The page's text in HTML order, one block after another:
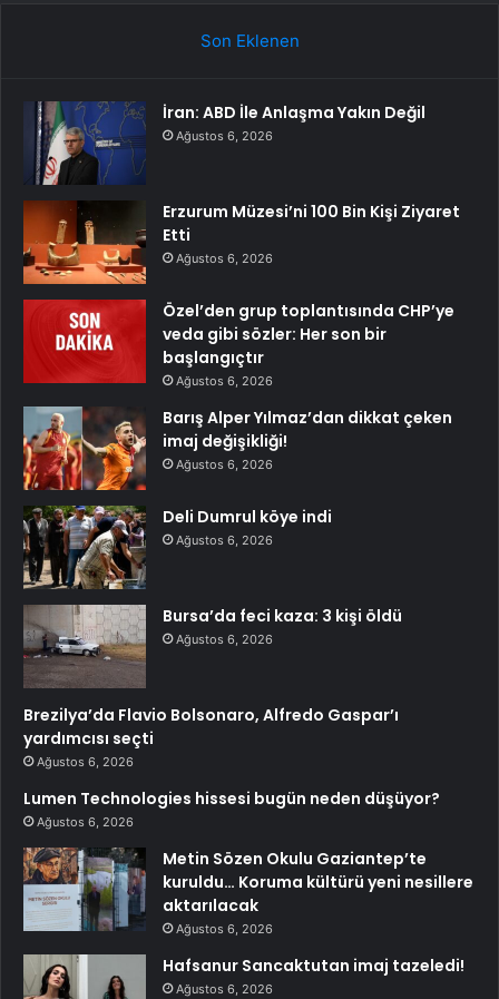
Son Eklenen
İran: ABD İle Anlaşma Yakın Değil
Ağustos 6, 2026
Erzurum Müzesi’ni 100 Bin Kişi Ziyaret
Etti
Ağustos 6, 2026
Özel’den grup toplantısında CHP’ye
veda gibi sözler: Her son bir
başlangıçtır
Ağustos 6, 2026
Barış Alper Yılmaz’dan dikkat çeken
imaj değişikliği!
Ağustos 6, 2026
Deli Dumrul köye indi
Ağustos 6, 2026
Bursa’da feci kaza: 3 kişi öldü
Ağustos 6, 2026
Brezilya’da Flavio Bolsonaro, Alfredo Gaspar’ı
yardımcısı seçti
Ağustos 6, 2026
Lumen Technologies hissesi bugün neden düşüyor?
Ağustos 6, 2026
Metin Sözen Okulu Gaziantep’te
kuruldu… Koruma kültürü yeni nesillere
aktarılacak
Ağustos 6, 2026
Hafsanur Sancaktutan imaj tazeledi!
Ağustos 6, 2026